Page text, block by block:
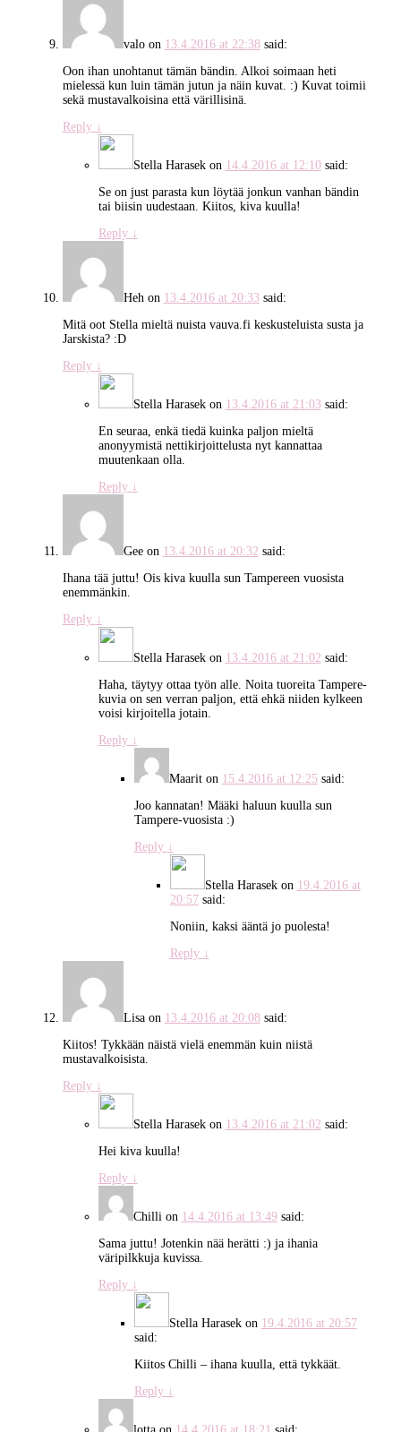
valoon 13.4.2016 at 22:38 said:
Oon ihan unohtanut tämän bändin. Alkoi soimaan heti
mielessä kun luin tämän jutun ja näin kuvat. :) Kuvat toimii
sekä mustavalkoisina että värillisinä.
Reply ↓
Stella Harasekon 14.4.2016 at 12:10 said:
Se on just parasta kun löytää jonkun vanhan bändin
tai biisin uudestaan. Kiitos, kiva kuulla!
Reply ↓
Hehon 13.4.2016 at 20:33 said:
Mitä oot Stella mieltä nuista vauva.fi keskusteluista susta ja
Jarskista? :D
Reply ↓
Stella Harasekon 13.4.2016 at 21:03 said:
En seuraa, enkä tiedä kuinka paljon mieltä
anonyymistä nettikirjoittelusta nyt kannattaa
muutenkaan olla.
Reply ↓
Geeon 13.4.2016 at 20:32 said:
Ihana tää juttu! Ois kiva kuulla sun Tampereen vuosista
enemmänkin.
Reply ↓
Stella Harasekon 13.4.2016 at 21:02 said:
Haha, täytyy ottaa työn alle. Noita tuoreita Tampere-
kuvia on sen verran paljon, että ehkä niiden kylkeen
voisi kirjoitella jotain.
Reply ↓
Maariton 15.4.2016 at 12:25 said:
Joo kannatan! Määki haluun kuulla sun
Tampere-vuosista :)
Reply ↓
Stella Harasekon 19.4.2016 at
20:57 said:
Noniin, kaksi ääntä jo puolesta!
Reply ↓
Lisaon 13.4.2016 at 20:08 said:
Kiitos! Tykkään näistä vielä enemmän kuin niistä
mustavalkoisista.
Reply ↓
Stella Harasekon 13.4.2016 at 21:02 said:
Hei kiva kuulla!
Reply ↓
Chillion 14.4.2016 at 13:49 said:
Sama juttu! Jotenkin nää herätti :) ja ihania
väripilkkuja kuvissa.
Reply ↓
Stella Harasekon 19.4.2016 at 20:57
said:
Kiitos Chilli – ihana kuulla, että tykkäät.
Reply ↓